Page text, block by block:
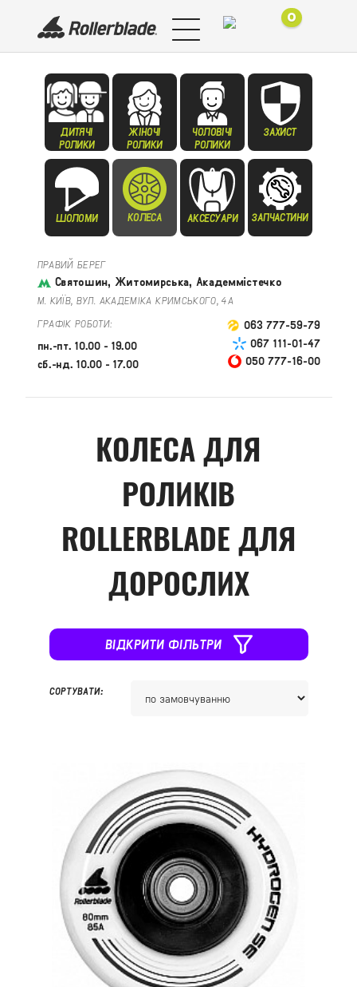
0
ДИТЯЧІ
РОЛИКИ
ЖІНОЧІ
РОЛИКИ
ЧОЛОВІЧІ
РОЛИКИ
ЗАХИСТ
ШОЛОМИ КОЛЕСА АКСЕСУАРИ ЗАПЧАСТИНИ
ПРАВИЙ БЕРЕГ
Святошин, Житомирська, Академмістечко
М. КИЇВ, ВУЛ. АКАДЕМІКА КРИМСЬКОГО, 4А
ГРАФІК РОБОТИ:
пн.-пт. 10.00 - 19.00
сб.-нд. 10.00 - 17.00
063 777-59-79
067 111-01-47
050 777-16-00
КОЛЕСА ДЛЯ
РОЛИКІВ
ROLLERBLADE ДЛЯ
ДОРОСЛИХ
ВІДКРИТИ ФІЛЬТРИ
СОРТУВАТИ: